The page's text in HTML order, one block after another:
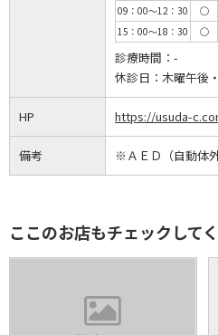
09：00～12：30
◯
15：00～18：30
◯
診療時間： -
休診日： 木曜午後
HP https://usuda-
備考 ※ＡＥＤ（自動体
ここのお店もチェックして